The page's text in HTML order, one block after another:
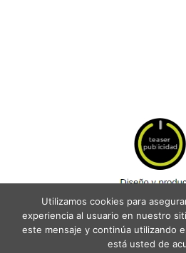
Utilizamos cookies para
experiencia al usuario en nuestro
este mensaje y continúa utilizando
está usted de